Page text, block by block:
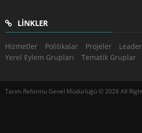
LINKLER
Hizmetler Politikalar Projeler
Yerel Eylem Grupları
Tematik Gruplar
Tarım Reformu Genel Müdürlüğü © 2026 All